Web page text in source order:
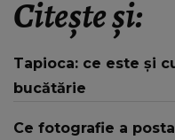
Citește și:
Tapioca: ce este și
bucătărie
Ce fotografie a